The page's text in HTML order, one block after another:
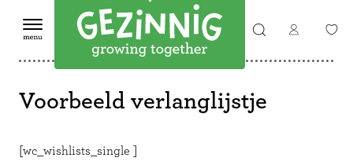
Voorbeeld verlanglijstje
[wc_wishlists_single ]